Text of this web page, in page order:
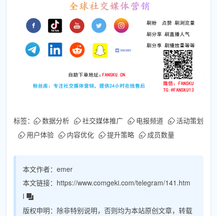
标签： 数据分析 社交媒体推广 电报频道
活动策划
用户体验
内容优化 提升策略 成员数量
本文作者： emer
本文链接： https://www.comgeki.com/telegram/141.htm
l
版权申明： 除非特别说明，否则均为本站原创文章，转载